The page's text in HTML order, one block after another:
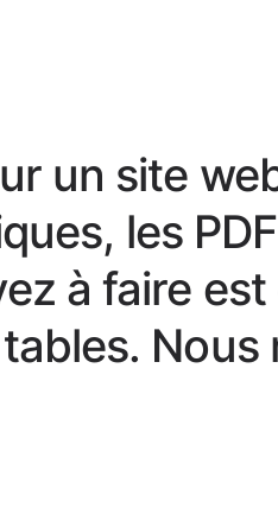
un site
les
à faire
Nous